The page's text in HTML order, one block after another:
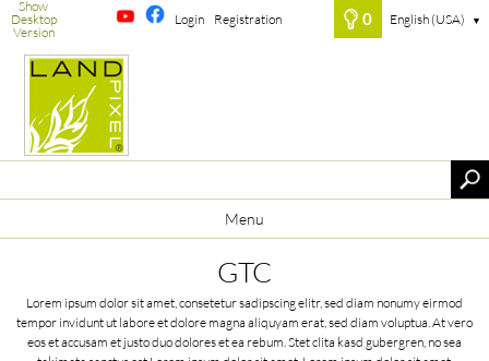
Show
Desktop
Version
Login Registration 0 English (USA) ▼
Menu
GTC
Lorem ipsum dolor sit amet, consetetur sadipscing elitr, sed diam nonumy eirmod
tempor invidunt ut labore et dolore magna aliquyam erat, sed diam voluptua. At vero
eos et accusam et justo duo dolores et ea rebum. Stet clita kasd gubergren, no sea